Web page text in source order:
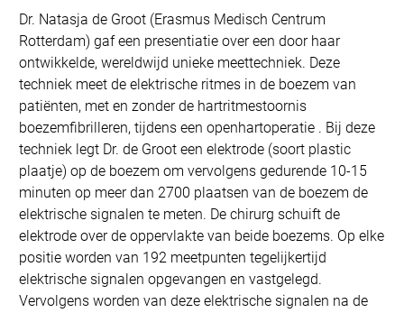
Dr. Natasja de Groot (Erasmus Medisch Centrum
Rotterdam) gaf een presentiatie over een door haar
ontwikkelde, wereldwijd unieke meettechniek. Deze
techniek meet de elektrische ritmes in de boezem van
patiënten, met en zonder de hartritmestoornis
boezemfibrilleren, tijdens een openhartoperatie . Bij deze
techniek legt Dr. de Groot een elektrode (soort plastic
plaatje) op de boezem om vervolgens gedurende 10-15
minuten op meer dan 2700 plaatsen van de boezem de
elektrische signalen te meten. De chirurg schuift de
elektrode over de oppervlakte van beide boezems. Op elke
positie worden van 192 meetpunten tegelijkertijd
elektrische signalen opgevangen en vastgelegd.
Vervolgens worden van deze elektrische signalen na de